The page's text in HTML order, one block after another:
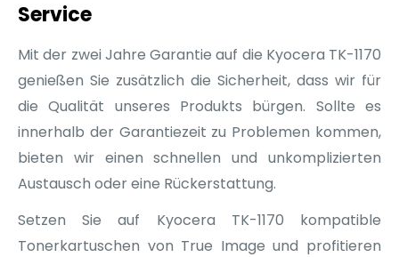
Service
Mit der zwei Jahre Garantie auf die Kyocera TK-1170
genießen Sie zusätzlich die Sicherheit, dass wir für
die Qualität unseres Produkts bürgen. Sollte es
innerhalb der Garantiezeit zu Problemen kommen,
bieten wir einen schnellen und unkomplizierten
Austausch oder eine Rückerstattung.
Setzen Sie auf Kyocera TK-1170 kompatible
Tonerkartuschen von True Image und profitieren